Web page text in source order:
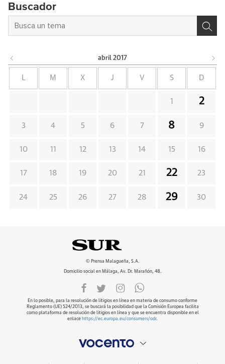
Buscador
abril 2017
L M X J V S D
1 2
3 4 5 6 7 8 9
10 11 12 13 14 15 16
17 18 19 20 21 22 23
24 25 26 27 28 29 30
© Prensa Malagueña, S.A.
Domicilio social en Málaga, Av. Dr. Marañón, 48.
En lo posible, para la resolución de litigios en línea en materia de consumo conforme
Reglamento (UE) 524/2013, se buscará la posibilidad que la Comisión Europea facilita
como plataforma de resolución de litigios en línea y que se encuentra disponible en el
enlace https://ec.europa.eu/consumers/odr.